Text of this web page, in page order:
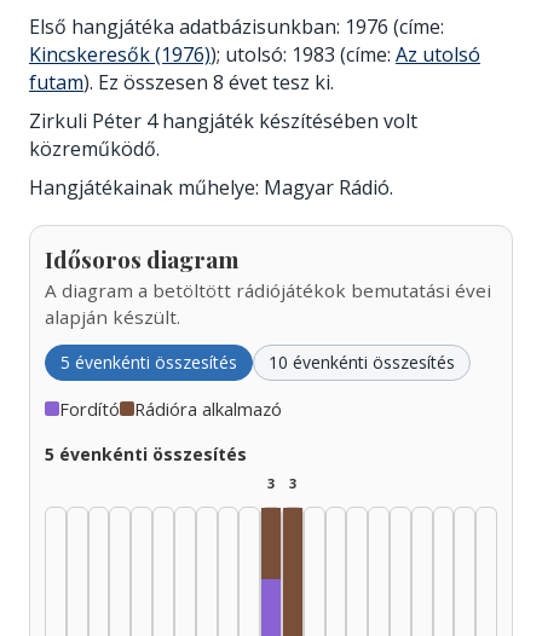
Első hangjátéka adatbázisunkban: 1976 (címe:
Kincskeresők (1976)); utolsó: 1983 (címe: Az utolsó
futam). Ez összesen 8 évet tesz ki.
Zirkuli Péter 4 hangjáték készítésében volt
közreműködő.
Hangjátékainak műhelye: Magyar Rádió.
Idősoros diagram
A diagram a betöltött rádiójátékok bemutatási évei
alapján készült.
5 évenkénti összesítés 10 évenkénti összesítés
Fordító Rádióra alkalmazó
5 évenkénti összesítés
3 3